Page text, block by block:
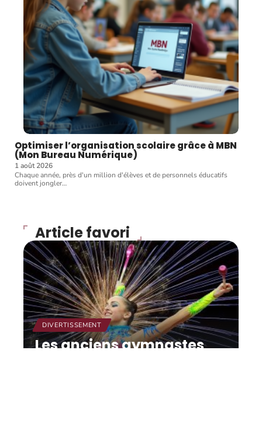
Optimiser l’organisation scolaire grâce à MBN
(Mon Bureau Numérique)
1 août 2026
Chaque année, près d'un million d'élèves et de personnels éducatifs
doivent jongler…
Article favori
DIVERTISSEMENT
Les anciens gymnastes